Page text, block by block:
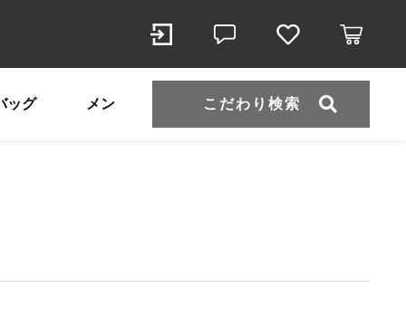
ッグ メンズ 即納 水着
こだわり検索